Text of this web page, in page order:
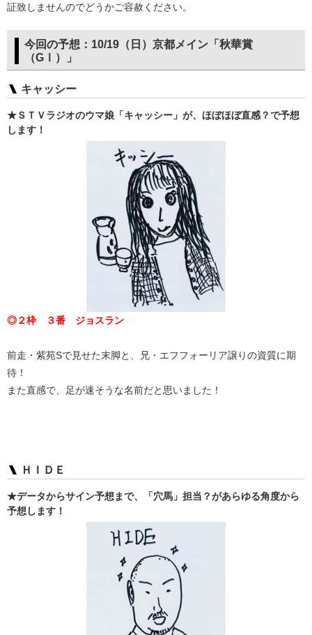
証致しませんのでどうかご容赦ください。
今回の予想：10/19（日）京都メイン「秋華賞
（GⅠ）」
キャッシー
★ＳＴＶラジオのウマ娘「キャッシー」が、ほぼほぼ直感？で予想
します！
◎２枠 ３番 ジョスラン
前走・紫苑Sで見せた末脚と、兄・エフフォーリア譲りの資質に期
待！
また直感で、足が速そうな名前だと思いました！
ＨＩＤＥ
★データからサイン予想まで、「穴馬」担当？があらゆる角度から
予想します！